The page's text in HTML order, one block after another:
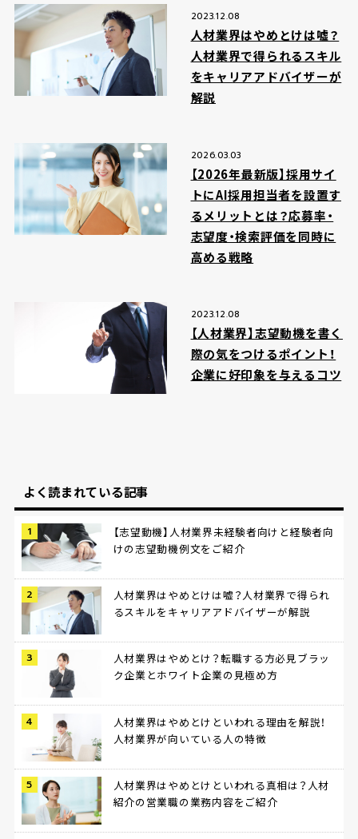
2023.12.08
人材業界はやめとけは嘘？
人材業界で得られるスキル
をキャリアアドバイザーが
解説
2026.03.03
【2026年最新版】採用サイ
トにAI採用担当者を設置す
るメリットとは？応募率・
志望度・検索評価を同時に
高める戦略
2023.12.08
【人材業界】志望動機を書く
際の気をつけるポイント！
企業に好印象を与えるコツ
よく読まれている記事
【志望動機】人材業界未経験者向けと経験者向
けの志望動機例文をご紹介
人材業界はやめとけは嘘？人材業界で得られ
るスキルをキャリアアドバイザーが解説
人材業界はやめとけ？転職する方必見ブラッ
ク企業とホワイト企業の見極め方
人材業界はやめとけといわれる理由を解説！
人材業界が向いている人の特徴
人材業界はやめとけといわれる真相は？人材
紹介の営業職の業務内容をご紹介